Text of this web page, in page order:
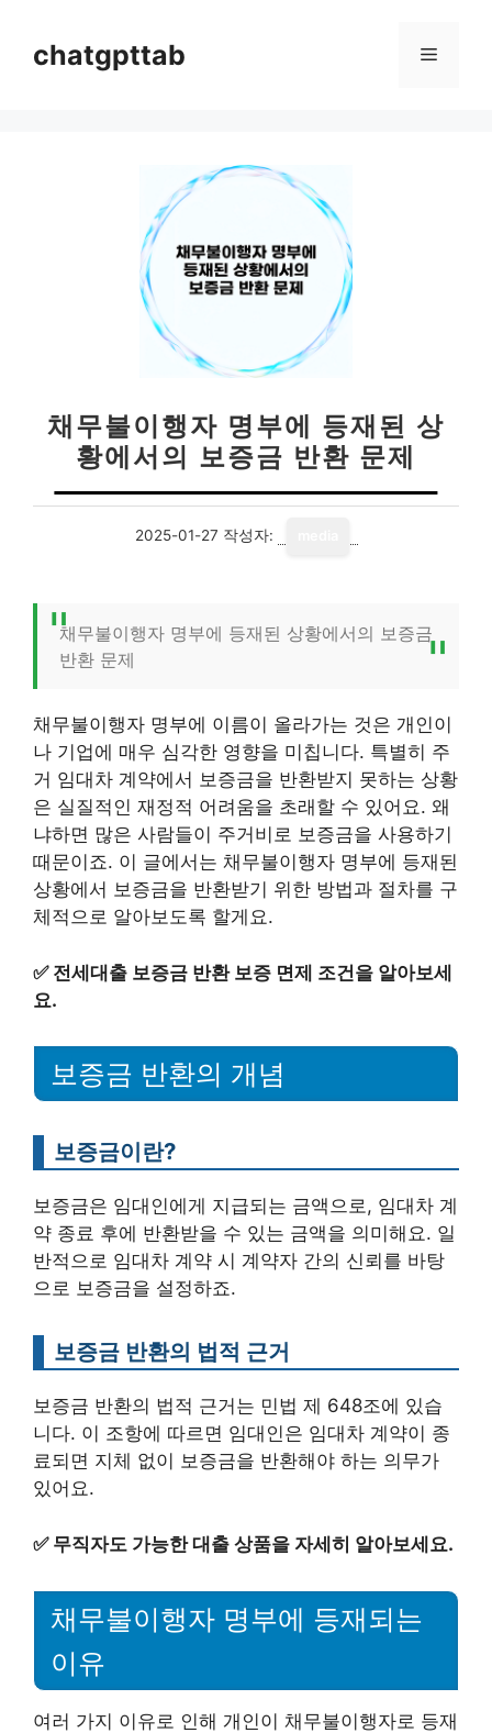
chatgpttab 메
채무불이행자 명부에 등재된 상
황에서의 보증금 반환 문제
2025-01-27 작성자:
채무불이행자 명부에 등재된 상황에서의 보증금
반환 문제
채무불이행자 명부에 이름이 올라가는 것은 개인이
나 기업에 매우 심각한 영향을 미칩니다. 특별히 주
거 임대차 계약에서 보증금을 반환받지 못하는 상황
은 실질적인 재정적 어려움을 초래할 수 있어요. 왜
냐하면 많은 사람들이 주거비로 보증금을 사용하기
때문이죠. 이 글에서는 채무불이행자 명부에 등재된
상황에서 보증금을 반환받기 위한 방법과 절차를 구
체적으로 알아보도록 할게요.
✅ 전세대출 보증금 반환 보증 면제 조건을 알아보세
요.
보증금 반환의 개념
보증금이란?
보증금은 임대인에게 지급되는 금액으로, 임대차 계
약 종료 후에 반환받을 수 있는 금액을 의미해요. 일
반적으로 임대차 계약 시 계약자 간의 신뢰를 바탕
으로 보증금을 설정하죠.
보증금 반환의 법적 근거
보증금 반환의 법적 근거는 민법 제 648조에 있습
니다. 이 조항에 따르면 임대인은 임대차 계약이 종
료되면 지체 없이 보증금을 반환해야 하는 의무가
있어요.
✅ 무직자도 가능한 대출 상품을 자세히 알아보세요.
채무불이행자 명부에 등재되는
이유
여러 가지 이유로 인해 개인이 채무불이행자로 등재